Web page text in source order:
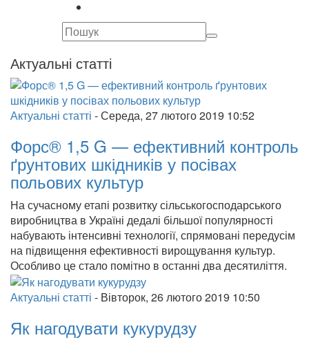
Актуальні статті
Актуальні статті -Середа, 27 лютого 2019 10:52
Форс® 1,5 G — ефективний контроль
ґрунтових шкідників у посівах
польових культур
На сучасному етапі розвитку сільськогосподарського
вироб­ництва в Україні дедалі більшої популярності
набувають інтен­сивні технології, спрямо­вані передусім
на підвищення ефективності вирощування культур.
Особливо це стало помітно в останні два десяти­ліття.
Актуальні статті - Вівторок, 26 лютого 2019 10:50
Як нагодувати кукурудзу